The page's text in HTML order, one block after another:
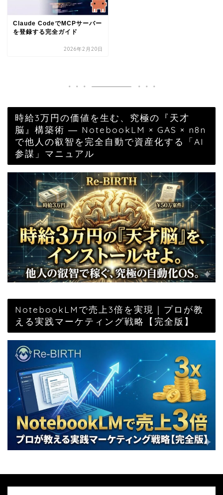
Claude CodeでMCPサーバー
を登録する完全ガイド
2026年2月20日
時給3万円の価値を生む、究極の『天才
脳』構築術 ― NotebookLM × GAS × n8n
で他人の叡智を完全自動で資産化する「AI
参謀」マニュアル
NotebookLMで売上3倍を実現｜プロが教
える実践マーケティング戦略【完全版】